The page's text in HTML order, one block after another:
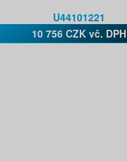
U44101221
10 756 CZK vč. DPH